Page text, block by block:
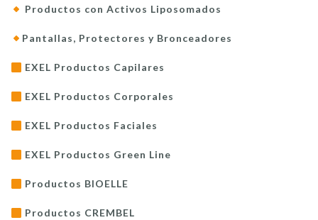
Productos con Activos Liposomados
Pantallas, Protectores y Bronceadores
EXEL Productos Capilares
EXEL Productos Corporales
EXEL Productos Faciales
EXEL Productos Green Line
Productos BIOELLE
Productos CREMBEL